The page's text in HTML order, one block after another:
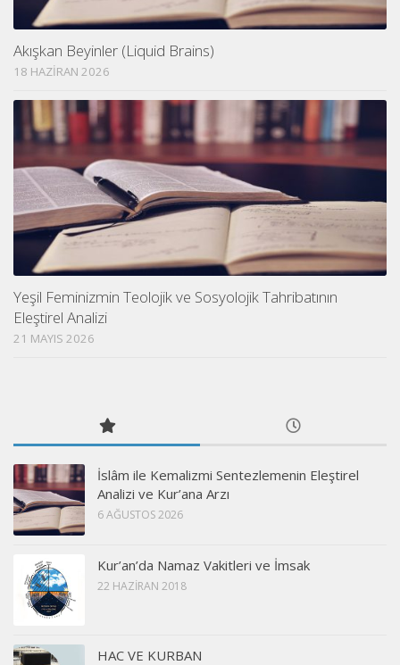
Akışkan Beyinler (Liquid Brains)
18 HAZIRAN 2026
Yeşil Feminizmin Teolojik ve Sosyolojik Tahribatının
Eleştirel Analizi
21 MAYIS 2026
İslâm ile Kemalizmi Sentezlemenin Eleştirel
Analizi ve Kur’ana Arzı
6 AĞUSTOS 2026
Kur’an’da Namaz Vakitleri ve İmsak
22 HAZIRAN 2018
HAC VE KURBAN